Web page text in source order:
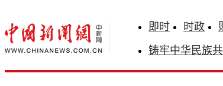
即时 时政
铸牢中华民族